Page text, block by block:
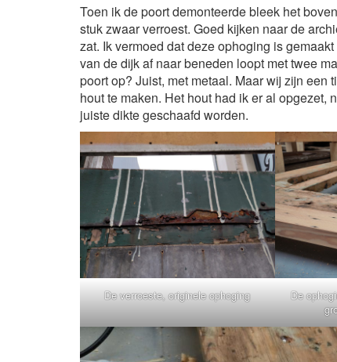
Toen ik de poort demonteerde bleek het
stuk zwaar verroest. Goed kijken naar de
zat. Ik vermoed dat deze ophoging is
van de dijk af naar beneden loopt met twee
poort op? Juist, met metaal. Maar wij zijn
hout te maken. Het hout had ik er al
juiste dikte geschaafd worden.
De verroeste, originele ophoging
De